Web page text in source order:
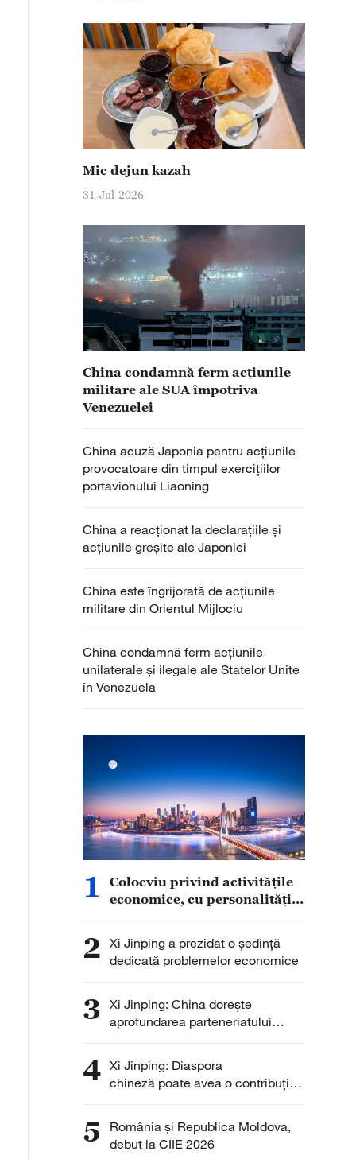
Mic dejun kazah
31-Jul-2026
China condamnă ferm acțiunile
militare ale SUA împotriva
Venezuelei
China acuză Japonia pentru acțiunile
provocatoare din timpul exercițiilor
portavionului Liaoning
China a reacționat la declarațiile și
acțiunile greșite ale Japoniei
China este îngrijorată de acțiunile
militare din Orientul Mijlociu
China condamnă ferm acțiunile
unilaterale și ilegale ale Statelor Unite
în Venezuela
1
Colocviu privind activitățile
economice, cu personalități
2 Xi Jinping a prezidat o ședință
dedicată problemelor economice
3 Xi Jinping: China dorește
aprofundarea parteneriatului
strategic cu Slovacia
4 Xi Jinping: Diaspora
chineză poate avea o contribuție
și mai importantă la
5
România și Republica Moldova,
debut la CIIE 2026